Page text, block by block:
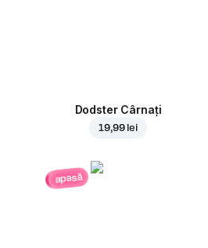
Dodster Cârnați
19,99 lei
apasă